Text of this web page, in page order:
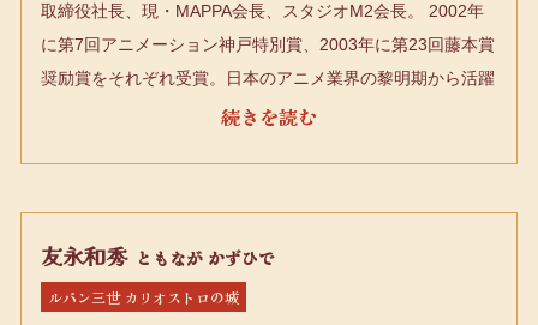
ーネ』『地球少女アルジュナ』『創聖のアクエリオン』
『AKB0048 next stage』などのオリジナル作品も幅広く発
表。2025年の日本国際博覧会（関西・大阪万博）では「い
のちめぐる冒険」を担当とするテーマ事業プロデューサーに
取締役社長、現・MAPPA会長、スタジオM2会長。 2002年
に第7回アニメーション神戸特別賞、2003年に第23回藤本賞
奨励賞をそれぞれ受賞。日本のアニメ業界の黎明期から活躍
している。1965年に虫プロダクション（旧）に入社。1970
がけた。劇場映画では、今敏監督の全作品『PERFECT
BLUE』（97）、『千年女優』（02）、『東京ゴッドファー
ザーズ』（03）、『パプリカ』（06）を企画・プロデュー
ス。2006年には細田守監督の『時をかける少女』をプロデ
友永和秀 ともなが かずひで
ルパン三世 カリオストロの城